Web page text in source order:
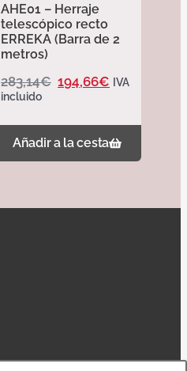
AHE01 – Herraje
telescópico recto
ERREKA (Barra de 2
metros)
283,14€ 194,66€ IVA
incluido
Añadir a la cesta